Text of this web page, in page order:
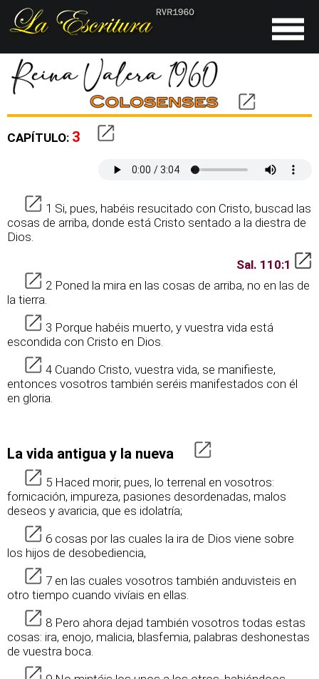
CAPÍTULO: 3
1 Si, pues, habéis resucitado con Cristo, buscad las
cosas de arriba, donde está Cristo sentado a la diestra de
Dios.
Sal. 110:1
2 Poned la mira en las cosas de arriba, no en las de
la tierra.
3 Porque habéis muerto, y vuestra vida está
escondida con Cristo en Dios.
4 Cuando Cristo, vuestra vida, se manifieste,
entonces vosotros también seréis manifestados con él
en gloria.
La vida antigua y la nueva
5 Haced morir, pues, lo terrenal en vosotros:
fornicación, impureza, pasiones desordenadas, malos
deseos y avaricia, que es idolatría;
6 cosas por las cuales la ira de Dios viene sobre
los hijos de desobediencia,
7 en las cuales vosotros también anduvisteis en
otro tiempo cuando vivíais en ellas.
8 Pero ahora dejad también vosotros todas estas
cosas: ira, enojo, malicia, blasfemia, palabras deshonestas
de vuestra boca.